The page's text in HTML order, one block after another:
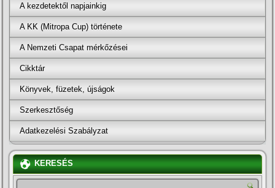
A kezdetektől napjainkig
A KK (Mitropa Cup) története
A Nemzeti Csapat mérkőzései
Cikktár
Könyvek, füzetek, újságok
Szerkesztőség
Adatkezelési Szabályzat
KERESÉS